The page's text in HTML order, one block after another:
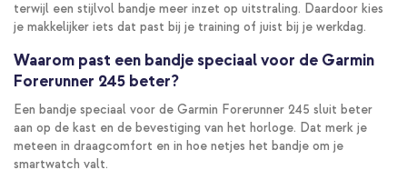
terwijl een stijlvol bandje meer inzet op uitstraling. Daardoor kies
je makkelijker iets dat past bij je training of juist bij je werkdag.
Waarom past een bandje speciaal voor de Garmin
Forerunner 245 beter?
Een bandje speciaal voor de Garmin Forerunner 245 sluit beter
aan op de kast en de bevestiging van het horloge. Dat merk je
meteen in draagcomfort en in hoe netjes het bandje om je
smartwatch valt.